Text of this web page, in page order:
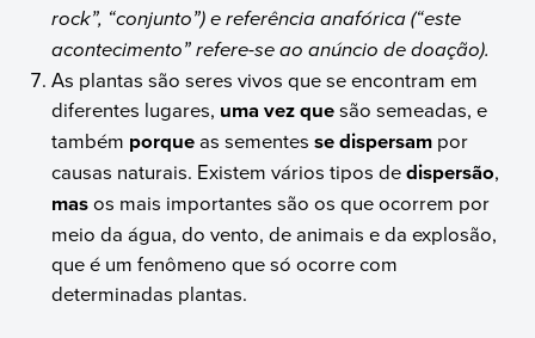
rock”, “conjunto”) e referência anafórica (“este
acontecimento” refere-se ao anúncio de doação).
As plantas são seres vivos que se encontram em
diferentes lugares, uma vez quesão semeadas, e
também porqueas sementesse dispersam por
causas naturais. Existem vários tipos dedispersão,
masos mais importantes são os que ocorrem por
meio da água, do vento, de animais e da explosão,
que é um fenômeno que só ocorre com
determinadas plantas.